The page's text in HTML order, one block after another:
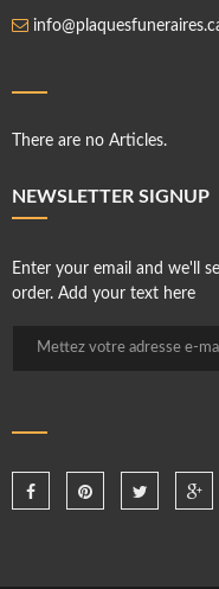
There are no Articles.
NEWSLETTER SIGNUP
Enter your email and we'll
order. Add your text here